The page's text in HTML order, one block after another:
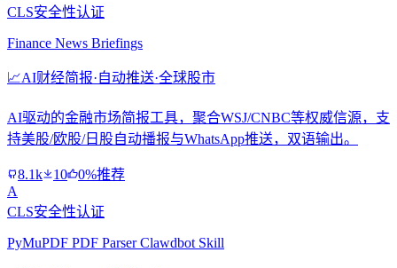
CLS安全性认证
Finance News Briefings
📈AI财经简报·自动推送·全球股市
AI驱动的金融市场简报工具，聚合WSJ/CNBC等权威信源，支
持美股/欧股/日股自动播报与WhatsApp推送，双语输出。
8.1k 10
0%推荐
A
CLS安全性认证
PyMuPDF PDF Parser Clawdbot Skill